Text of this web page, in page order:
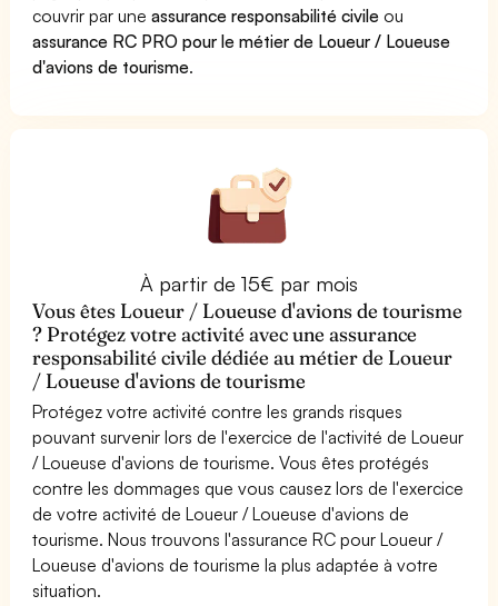
couvrir par uneassurance responsabilité civile ou
assurance RC PRO pour le métier de Loueur / Loueuse
d'avions de tourisme.
À partir de 15€ par mois
Vous êtes Loueur / Loueuse d'avions de tourisme
? Protégez votre activité avec une assurance
responsabilité civile dédiée au métier de Loueur
/ Loueuse d'avions de tourisme
Protégez votre activité contre les grands risques
pouvant survenir lors de l'exercice de l'activité de Loueur
/ Loueuse d'avions de tourisme. Vous êtes protégés
contre les dommages que vous causez lors de l'exercice
de votre activité de Loueur / Loueuse d'avions de
tourisme. Nous trouvons l'assurance RC pour Loueur /
Loueuse d'avions de tourisme la plus adaptée à votre
situation.